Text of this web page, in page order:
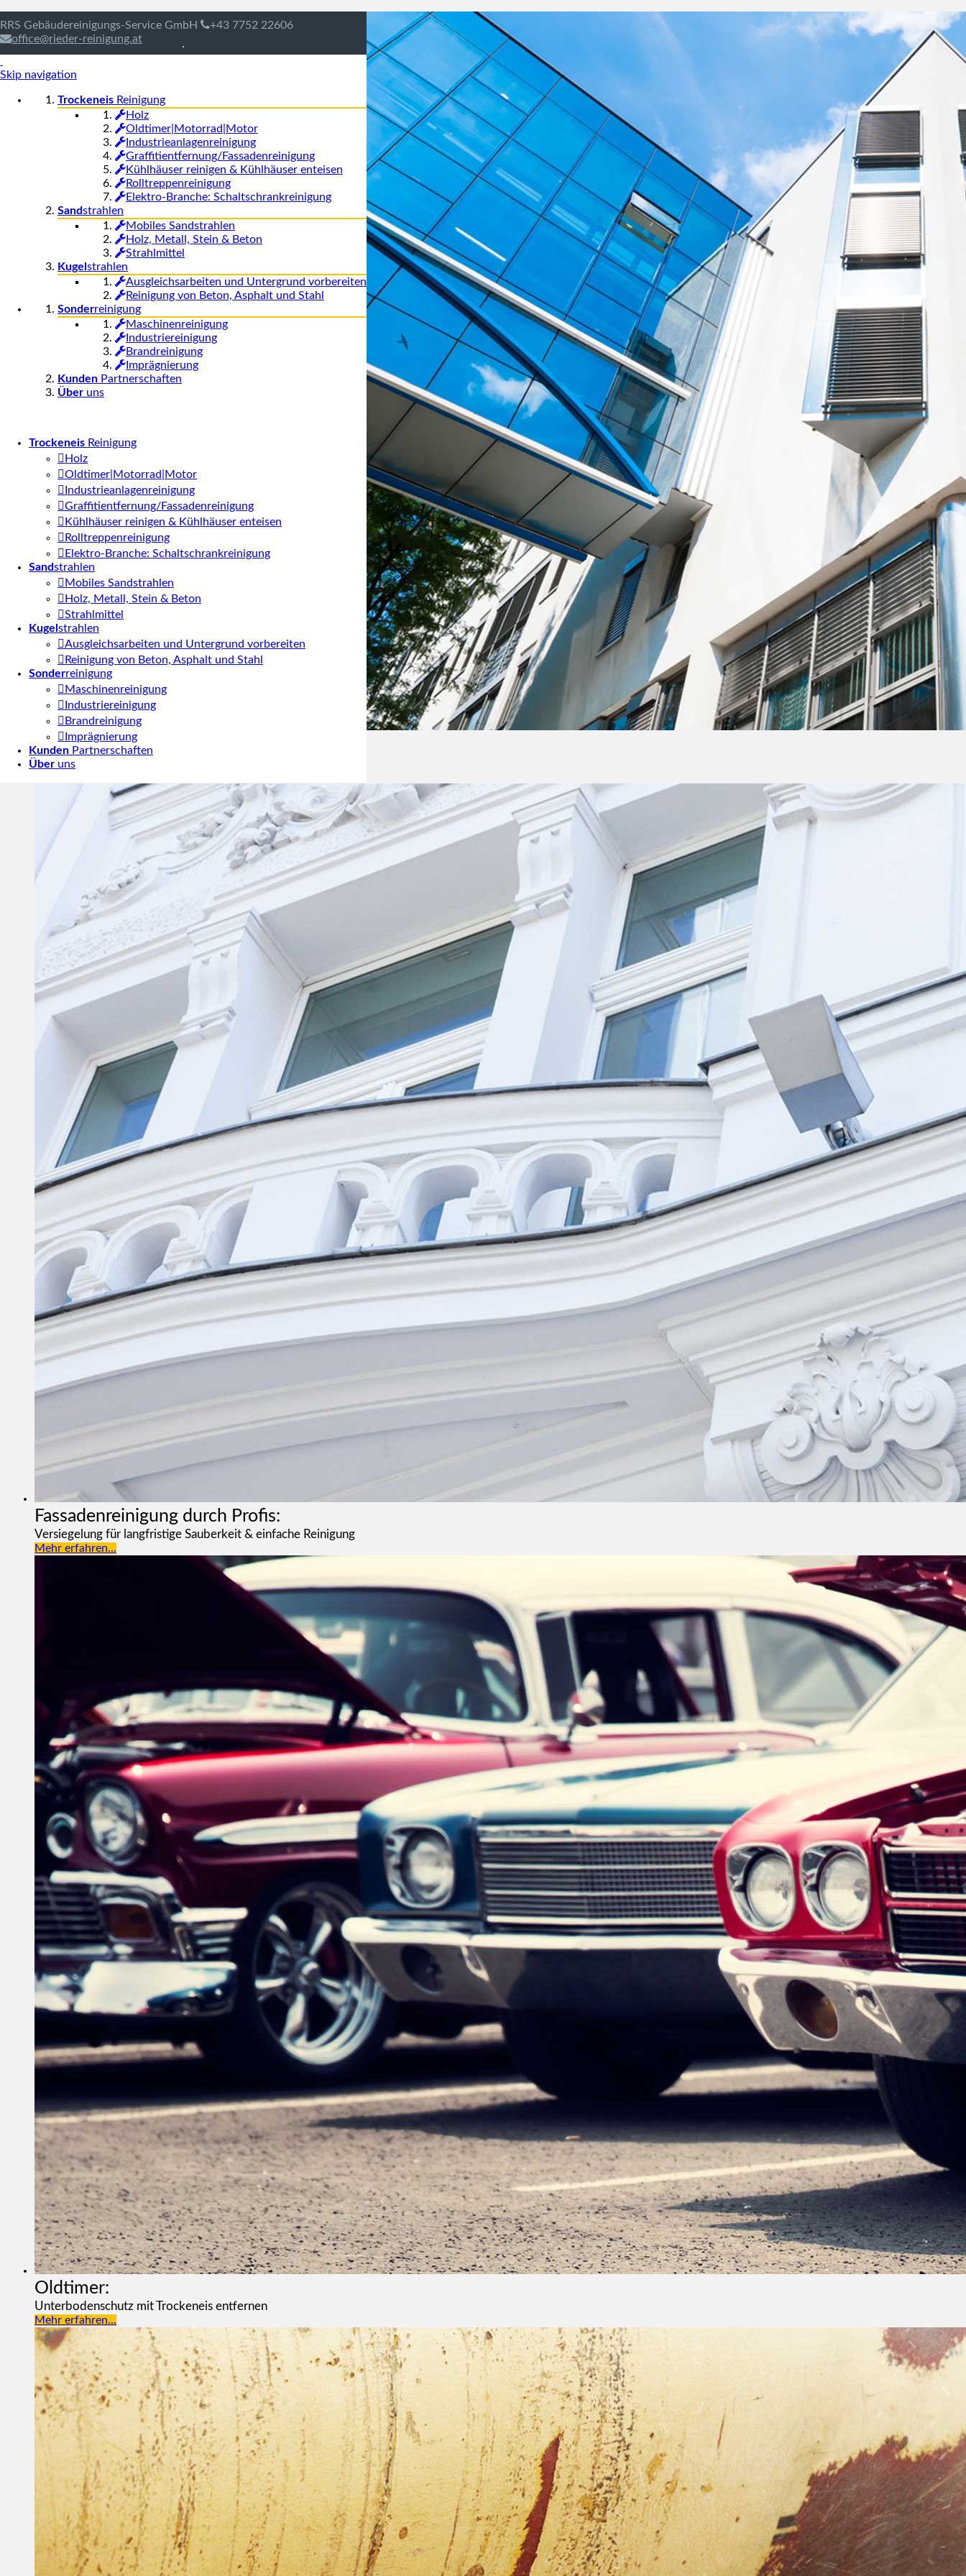
RRS Gebäudereinigungs-Service GmbH
+43 7752 22606
office@rieder-reinigung.at
Skip navigation
Trockeneis Reinigung
Holz
Oldtimer|Motorrad|Motor
Industrieanlagenreinigung
Graffitientfernung/Fassadenreinigung
Kühlhäuser reinigen & Kühlhäuser enteisen
Rolltreppenreinigung
Elektro-Branche: Schaltschrankreinigung
Sandstrahlen
Mobiles Sandstrahlen
Holz, Metall, Stein & Beton
Strahlmittel
Kugel strahlen
Ausgleichsarbeiten und Untergrund vorbereiten
Reinigung von Beton, Asphalt und Stahl
Sonderreinigung
Maschinenreinigung
Industriereinigung
Brandreinigung
Imprägnierung
Kunden Partnerschaften
Über uns
Trockeneis Reinigung
Holz
Oldtimer|Motorrad|Motor
Industrieanlagenreinigung
Graffitientfernung/Fassadenreinigung
Kühlhäuser reinigen & Kühlhäuser enteisen
Rolltreppenreinigung
Elektro-Branche: Schaltschrankreinigung
Sandstrahlen
Mobiles Sandstrahlen
Holz, Metall, Stein & Beton
Strahlmittel
Kugel strahlen
Ausgleichsarbeiten und Untergrund vorbereiten
Reinigung von Beton, Asphalt und Stahl
Sonderreinigung
Maschinenreinigung
Industriereinigung
Brandreinigung
Imprägnierung
Kunden Partnerschaften
Über uns
Gebäudereinigung von RRS:
Sauberkeit ist Imagesache
Fassadenreinigung durch Profis:
Versiegelung für langfristige Sauberkeit & einfache Reinigung
Mehr erfahren...
Oldtimer:
Unterbodenschutz mit Trockeneis entfernen
Mehr erfahren...